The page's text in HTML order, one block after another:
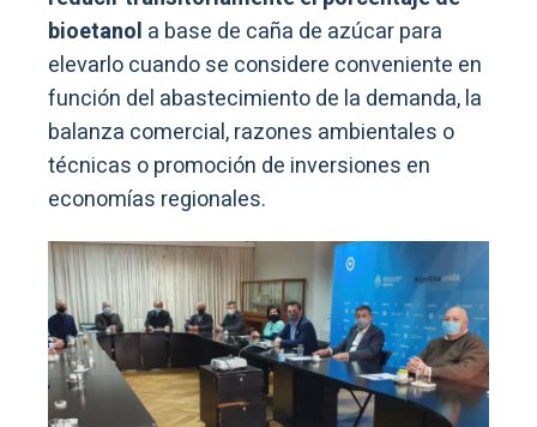
bioetanol a base de caña de azúcar para
elevarlo cuando se considere conveniente en
función del abastecimiento de la demanda, la
balanza comercial, razones ambientales o
técnicas o promoción de inversiones en
economías regionales.